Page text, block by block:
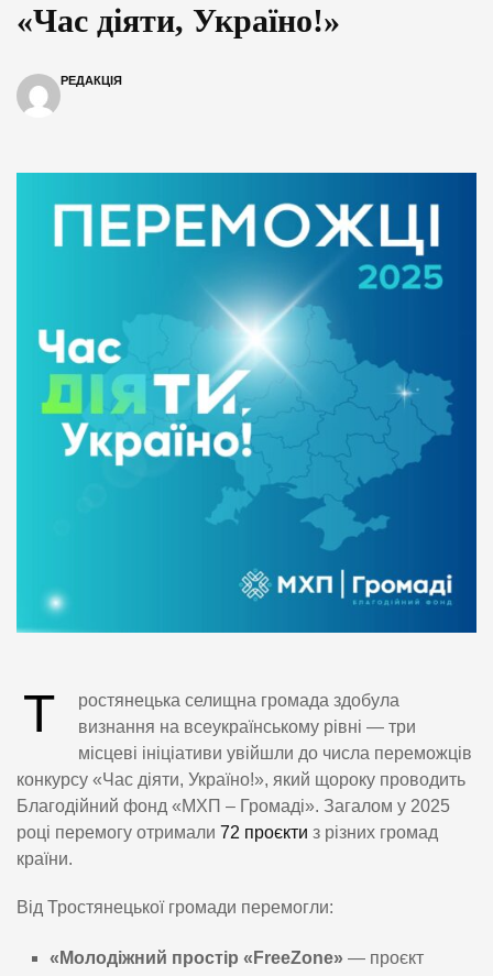
«Час діяти, Україно!»
РЕДАКЦІЯ
Т
ростянецька селищна громада здобула
визнання на всеукраїнському рівні — три
місцеві ініціативи увійшли до числа переможців
конкурсу «Час діяти, Україно!», який щороку проводить
Благодійний фонд «МХП – Громаді». Загалом у 2025
році перемогу отримали 72 проєкти з різних громад
країни.
Від Тростянецької громади перемогли:
«Молодіжний простір «FreeZone» — проєкт